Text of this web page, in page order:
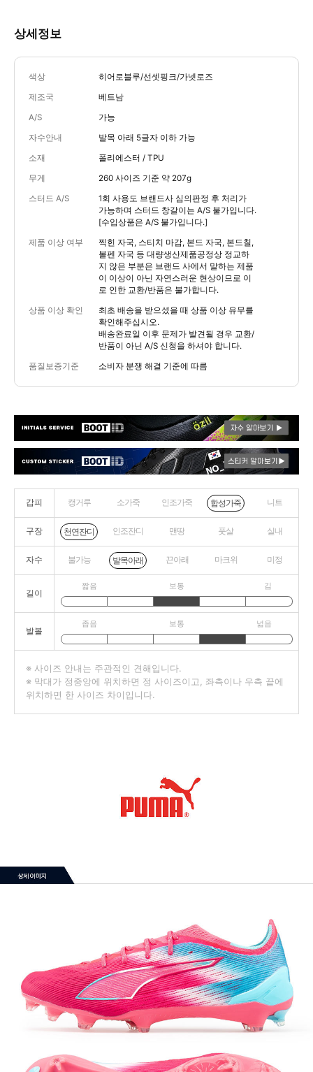
상세정보
색상 히어로블루/선셋핑크/가넷로즈
제조국 베트남
A/S 가능
자수안내 발목 아래 5글자 이하 가능
소재 폴리에스터 / TPU
무게 260 사이즈 기준 약 207g
스터드 A/S
1회 사용도 브랜드사 심의판정 후 처리가
가능하며 스터드 창갈이는 A/S 불가입니다.
[수입상품은 A/S 불가입니다.]
제품 이상 여부
찍힌 자국, 스티치 마감, 본드 자국, 본드칠,
볼펜 자국 등 대량생산제품공정상 정교하
지 않은 부분은 브랜드 사에서 말하는 제품
이 이상이 아닌 자연스러운 현상이므로 이
로 인한 교환/반품은 불가합니다.
상품 이상 확인
최초 배송을 받으셨을 때 상품 이상 유무를
확인해주십시오.
배송완료일 이후 문제가 발견될 경우 교환/
반품이 아닌 A/S 신청을 하셔야 합니다.
품질보증기준 소비자 분쟁 해결 기준에 따름
갑피 캥거루 소가죽 인조가죽 합성가죽 니트
구장 천연잔디 인조잔디 맨땅 풋살 실내
자수 불가능 발목아래 끈아래 마크위 미정
길이
짧음 보통 김
발볼
좁음 보통 넓음
※ 사이즈 안내는 주관적인 견해입니다.
※ 막대가 정중앙에 위치하면 정 사이즈이고, 좌측이나 우측 끝에
위치하면 한 사이즈 차이입니다.